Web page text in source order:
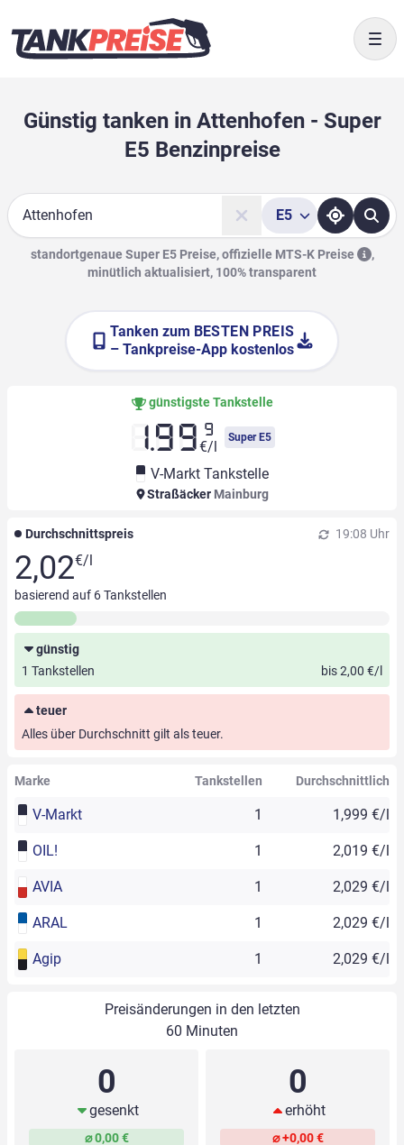
Günstig tanken in Attenhofen - Super
E5 Benzinpreise
Suche
E5
standortgenaue Super E5 Preise, offizielle MTS-K Preise
,
minütlich aktualisiert, 100% transparent
Tanken zum BESTEN PREIS
– Tankpreise-App kostenlos
günstigste Tankstelle
1.99 9
€/l
Super E5
V-Markt Tankstelle
Straßäcker Mainburg
Durchschnittspreis 19:08 Uhr
2,02€/l
basierend auf 6Tankstellen
günstig
1 Tankstellen
bis 2,00 €/l
teuer
Alles über Durchschnitt gilt als teuer.
Marke Tankstellen Durchschnittlich
V-Markt 1 1,999 €/l
OIL! 1 2,019 €/l
AVIA 1 2,029 €/l
ARAL 1 2,029 €/l
Agip 1 2,029 €/l
Preisänderungen in den letzten
60 Minuten
0
gesenkt
⌀ 0,00 €
0
erhöht
⌀ +0,00 €